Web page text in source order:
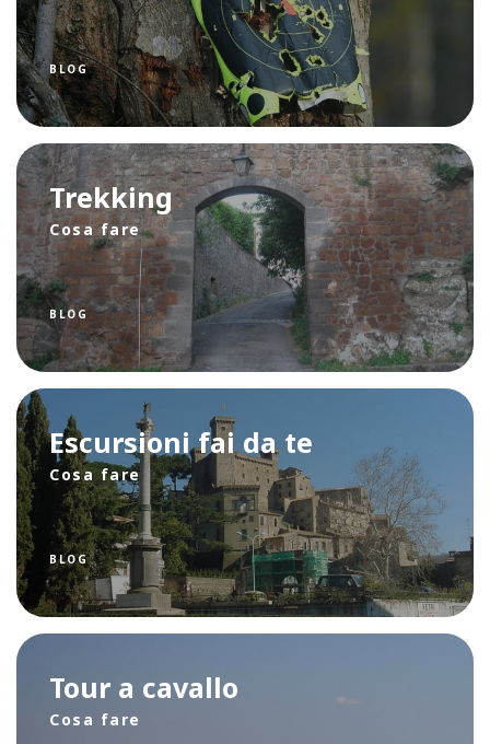
BLOG
Trekking
Cosa fare
BLOG
Escursioni fai da te
Cosa fare
BLOG
Tour a cavallo
Cosa fare